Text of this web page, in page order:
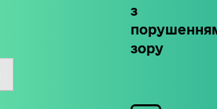
з
зору